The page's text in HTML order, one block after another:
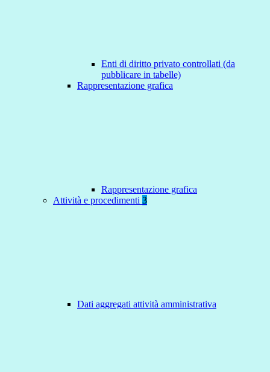
Enti di diritto privato controllati (da
pubblicare in tabelle)
Rappresentazione grafica
Rappresentazione grafica
Attività e procedimenti 3
Dati aggregati attività amministrativa